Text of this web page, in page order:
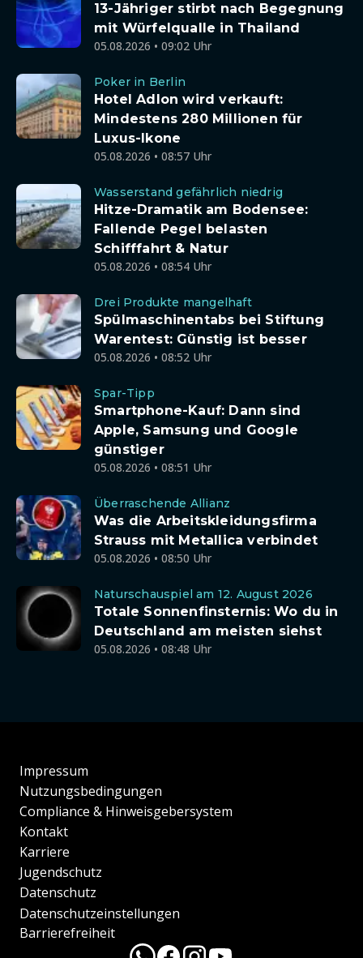
13-Jähriger stirbt nach Begegnung
mit Würfelqualle in Thailand
05.08.2026 • 09:02 Uhr
Poker in Berlin
Hotel Adlon wird verkauft:
Mindestens 280 Millionen für
Luxus-Ikone
05.08.2026 • 08:57 Uhr
Wasserstand gefährlich niedrig
Hitze-Dramatik am Bodensee:
Fallende Pegel belasten
Schifffahrt & Natur
05.08.2026 • 08:54 Uhr
Drei Produkte mangelhaft
Spülmaschinentabs bei Stiftung
Warentest: Günstig ist besser
05.08.2026 • 08:52 Uhr
Spar-Tipp
Smartphone-Kauf: Dann sind
Apple, Samsung und Google
günstiger
05.08.2026 • 08:51 Uhr
Überraschende Allianz
Was die Arbeitskleidungsfirma
Strauss mit Metallica verbindet
05.08.2026 • 08:50 Uhr
Naturschauspiel am 12. August 2026
Totale Sonnenfinsternis: Wo du in
Deutschland am meisten siehst
05.08.2026 • 08:48 Uhr
Impressum
Nutzungsbedingungen
Compliance & Hinweisgebersystem
Kontakt
Karriere
Jugendschutz
Datenschutz
Datenschutzeinstellungen
Barrierefreiheit